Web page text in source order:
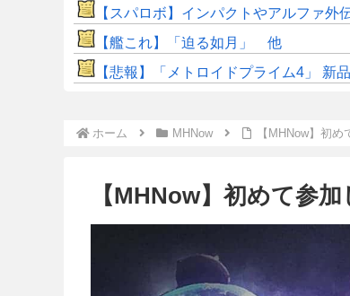
【スパロボ】インパクトやアルファ
【艦これ】「迫る如月」 他
【悲報】「メトロイドプライム4」 新
ホーム MHNow 【MHNow】初
【MHNow】初めて参